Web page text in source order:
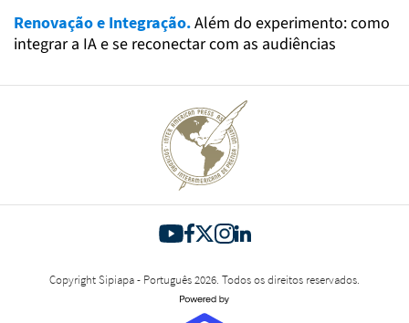
Renovação e Integração.Além do experimento: como
integrar a IA e se reconectar com as audiências
Copyright Sipiapa - Português 2026. Todos os direitos reservados.